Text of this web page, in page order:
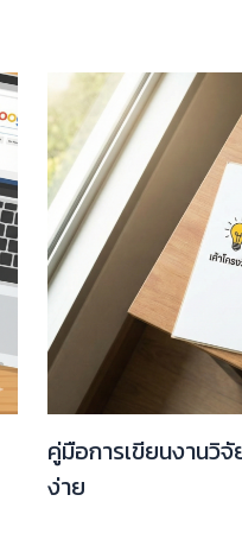
คู่มือการเขียนงานวิ
ง่าย